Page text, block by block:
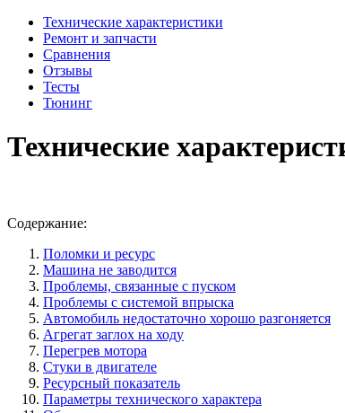
Технические характеристики
Ремонт и запчасти
Сравнения
Отзывы
Тесты
Тюнинг
Технические
Содержание:
Поломки и ресурс
Машина не заводится
Проблемы, связанные с пуском
Проблемы с системой впрыска
Автомобиль недостаточно хорошо разгоняется
Агрегат заглох на ходу
Перегрев мотора
Стуки в двигателе
Ресурсный показатель
Параметры технического характера